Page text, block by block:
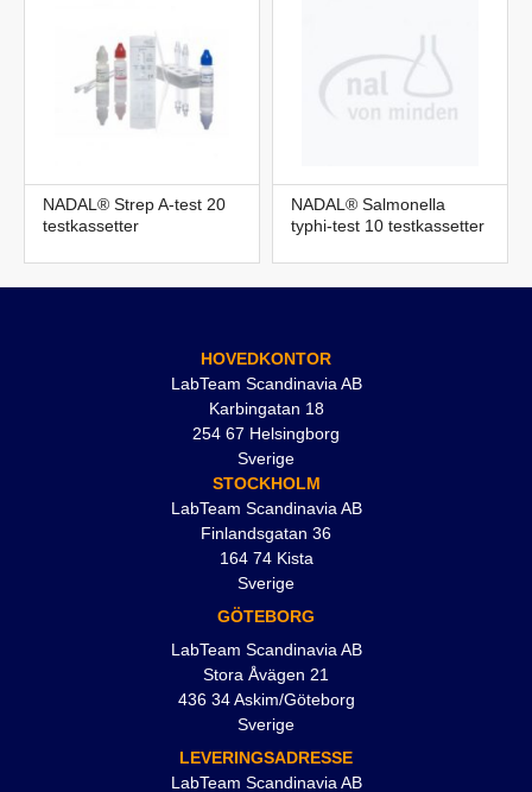
NADAL® Strep A-test 20
testkassetter
NADAL® Salmonella
typhi-test 10 testkassetter
HOVEDKONTOR
LabTeam Scandinavia AB
Karbingatan 18
254 67 Helsingborg
Sverige
STOCKHOLM
LabTeam Scandinavia AB
Finlandsgatan 36
164 74 Kista
Sverige
GÖTEBORG
LabTeam Scandinavia AB
Stora Åvägen 21
436 34 Askim/Göteborg
Sverige
LEVERINGSADRESSE
LabTeam Scandinavia AB